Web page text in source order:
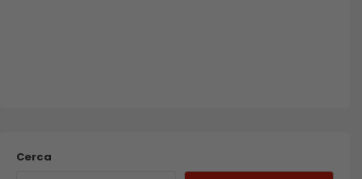
Cerca